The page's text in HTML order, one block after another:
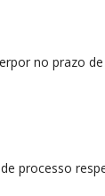
no prazo
processo